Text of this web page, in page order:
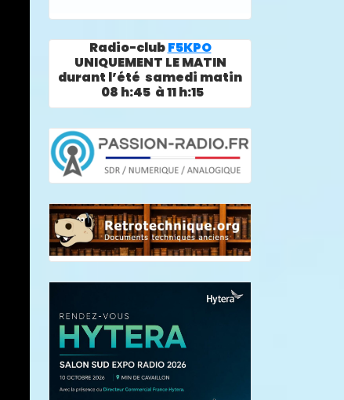
Radio-clubF5KPO
UNIQUEMENT LE MATIN
durant l’été samedi matin
08 h:45 à 11 h:15